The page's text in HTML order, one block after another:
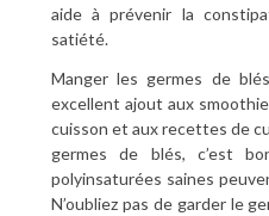
aide à prévenir la
satiété.
Manger les germes de
excellent ajout aux
cuisson et aux recettes de
germes de blés, c’est
polyinsaturées saines
N’oubliez pas de garder le